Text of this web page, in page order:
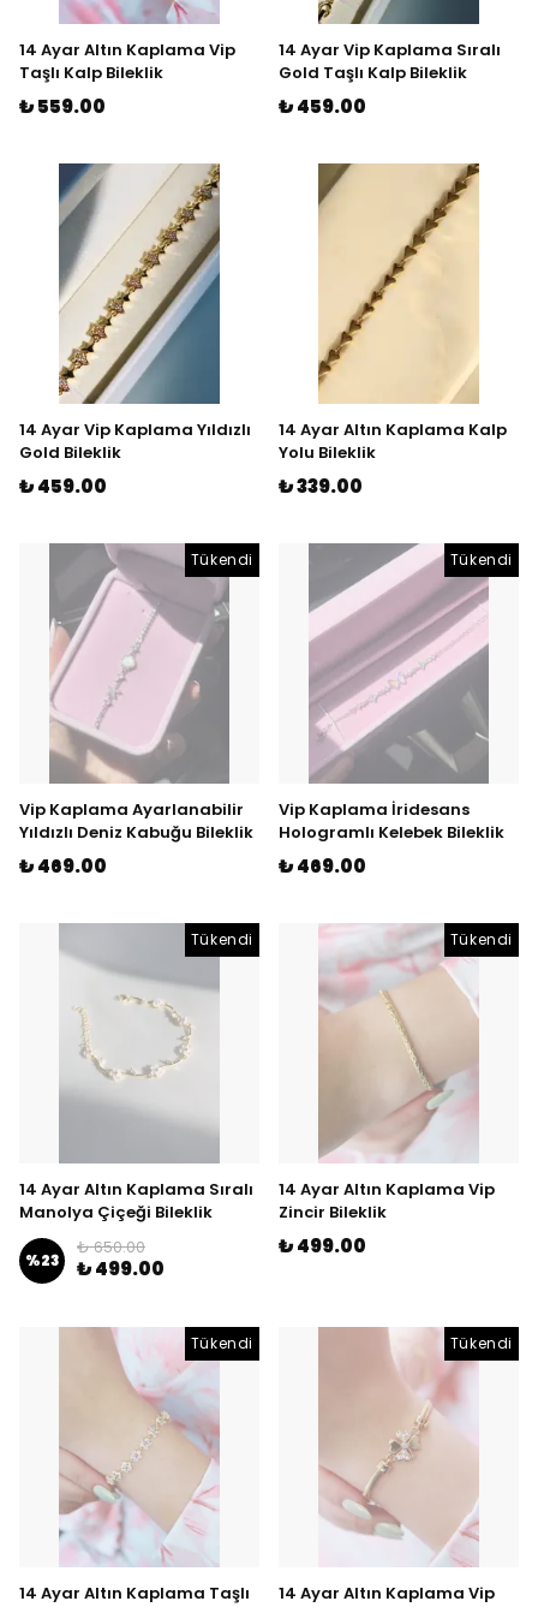
14 Ayar Altın Kaplama Vip
Taşlı Kalp Bileklik
₺ 559.00
14 Ayar Vip Kaplama Sıralı
Gold Taşlı Kalp Bileklik
₺ 459.00
14 Ayar Vip Kaplama Yıldızlı
Gold Bileklik
₺ 459.00
14 Ayar Altın Kaplama Kalp
Yolu Bileklik
₺ 339.00
Tükendi
Vip Kaplama Ayarlanabilir
Yıldızlı Deniz Kabuğu Bileklik
₺ 469.00
Tükendi
Vip Kaplama İridesans
Hologramlı Kelebek Bileklik
₺ 469.00
Tükendi
14 Ayar Altın Kaplama Sıralı
Manolya Çiçeği Bileklik
%23
₺ 650.00
₺ 499.00
Tükendi
14 Ayar Altın Kaplama Vip
Zincir Bileklik
₺ 499.00
Tükendi
14 Ayar Altın Kaplama Taşlı
Tükendi
14 Ayar Altın Kaplama Vip